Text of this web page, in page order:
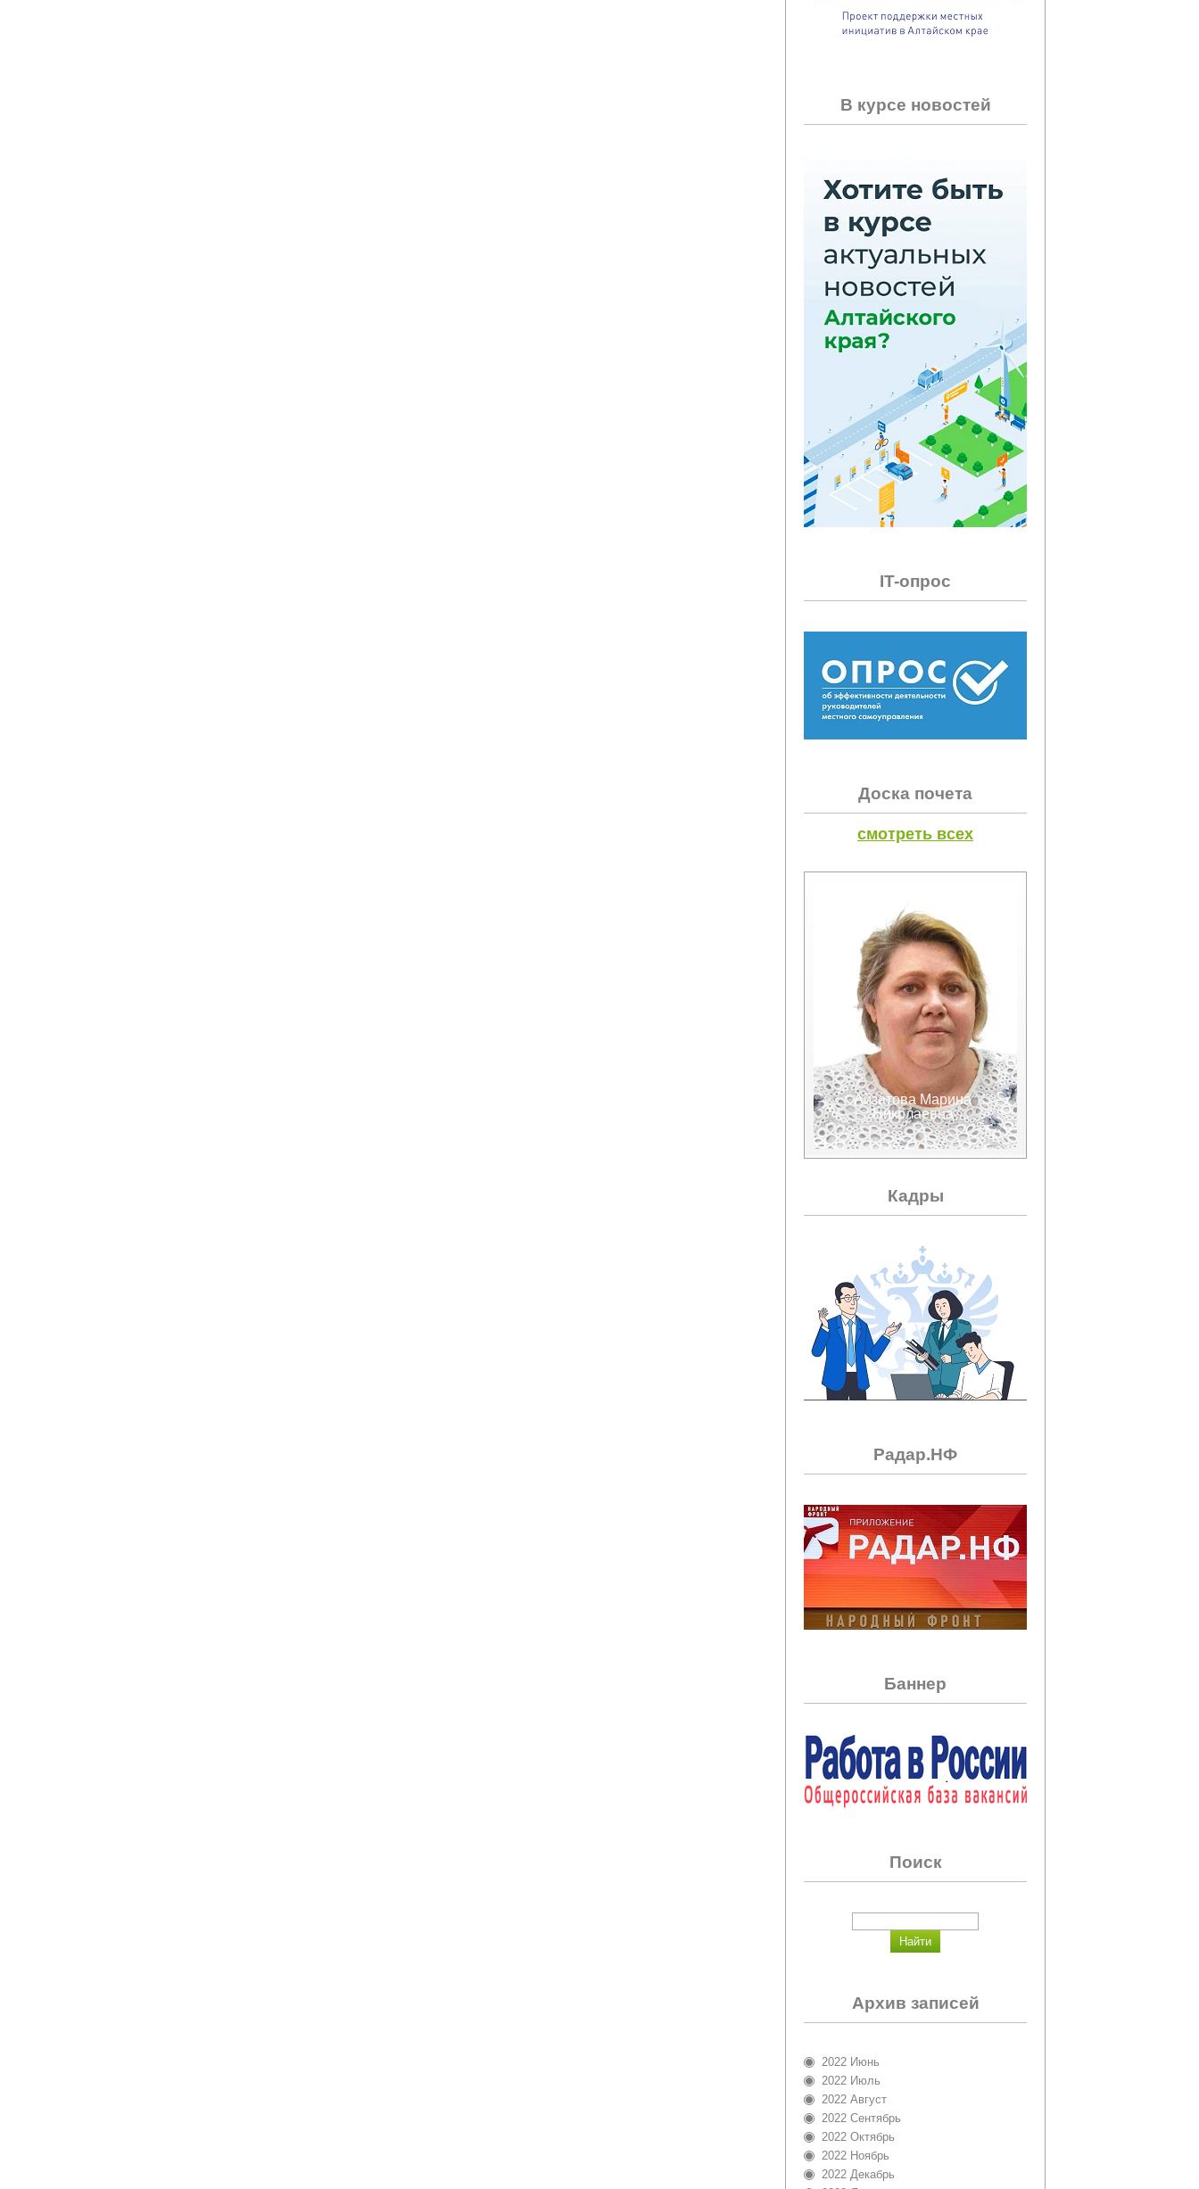
В курсе новостей
IT-опрос
Доска почета
смотреть всех
Айзатова Марина
Николаевна
Кадры
Радар.НФ
Баннер
Поиск
Архив записей
2022 Июнь
2022 Июль
2022 Август
2022 Сентябрь
2022 Октябрь
2022 Ноябрь
2022 Декабрь